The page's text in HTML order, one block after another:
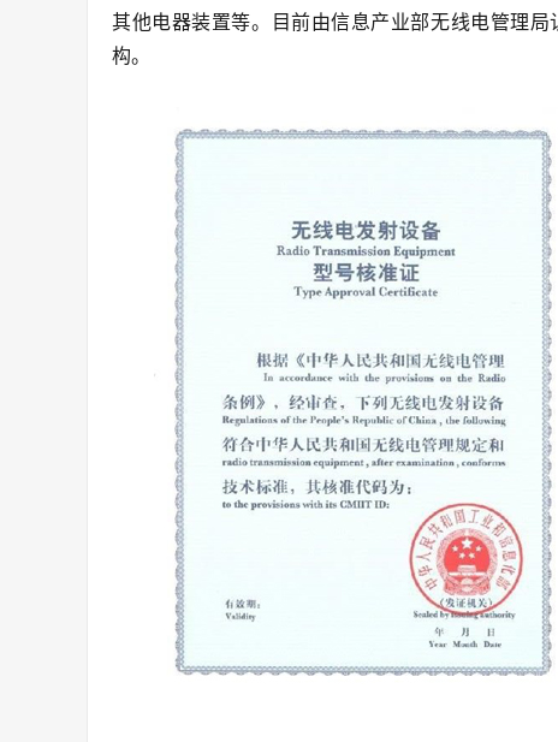
其他电器装置等。目前由信息产业部无线电管理
构。